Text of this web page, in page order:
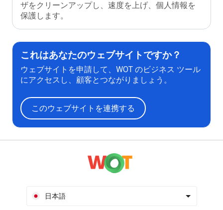
ザをクリーンアップし、速度を上げ、個人情報を
保護します。
これはあなたのウェブサイトですか？
ウェブサイトを申請して、WOT のビジネス ツール
にアクセスし、顧客とつながりましょう。
このウェブサイトを連携する
日本語